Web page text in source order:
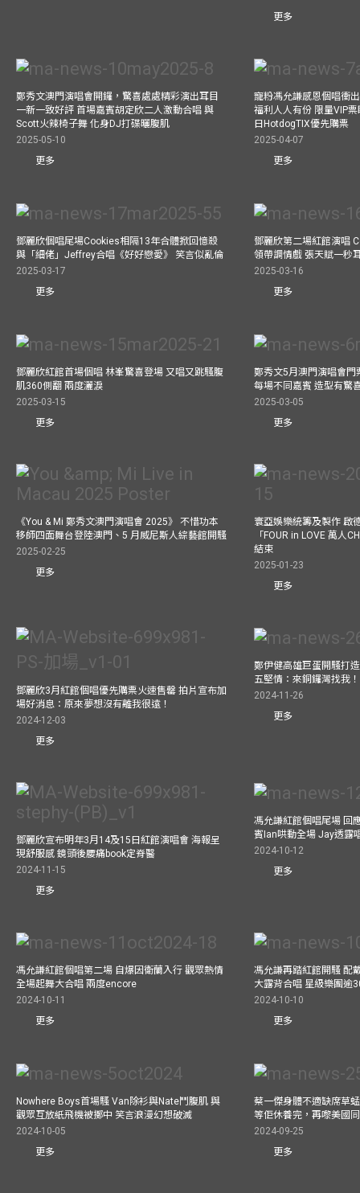
更多
鄭秀文澳門演唱會開鑼，驚喜處處精彩演出耳目
一新一致好評 首場嘉賓胡定欣二人激動合唱 與
Scott火辣椅子舞 化身DJ打碟曬腹肌
2025-05-10
更多
寵粉馮允謙感恩個唱衝
福利人人有份 限量VIP
日HotdogTIX優先購票
2025-04-07
更多
鄧麗欣個唱尾場Cookies相隔13年合體掀回憶殺
與「細佬」Jeffrey合唱《好好戀愛》 笑言似亂倫
2025-03-17
更多
鄧麗欣第二場紅館演唱
領帶調情戲 張天賦一秒
2025-03-16
更多
鄧麗欣紅館首場個唱 林峯驚喜登場 又唱又跳騷腹
肌360側翻 兩度灑淚
2025-03-15
更多
鄭秀文5月澳門演唱會
每場不同嘉賓 造型有驚
2025-03-05
更多
《You & Mi 鄭秀文澳門演唱會 2025》 不惜功本
移師四面舞台登陸澳門、5 月威尼斯人綜藝館開騷
2025-02-25
更多
寰亞娛樂統籌及製作 啟
「FOUR in LOVE 萬人
結束
2025-01-23
更多
鄧麗欣3月紅館個唱優先購票火速售罄 拍片宣布加
場好消息：原來夢想沒有離我很遠！
2024-12-03
更多
鄭伊健高雄巨蛋開騷打
五堅情：來銅鑼灣找我！
2024-11-26
更多
鄧麗欣宣布明年3月14及15日紅館演唱會 海報呈
現舒服感 鏡頭後腰痛book定脊醫
2024-11-15
更多
馮允謙紅館個唱尾場 回
賓Ian哄動全場 Jay透露
2024-10-12
更多
馮允謙紅館個唱第二場 自爆因衛蘭入行 觀眾熱情
全場起舞大合唱 兩度encore
2024-10-11
更多
馮允謙再踏紅館開騷 配
大露背合唱 星級樂團逾
2024-10-10
更多
Nowhere Boys首場騷 Van除衫與Nate鬥腹肌 與
觀眾互放紙飛機被擲中 笑言浪漫幻想破滅
2024-10-05
更多
蔡一傑身體不適缺席草
等佢休養完，再嚟美國
2024-09-25
更多